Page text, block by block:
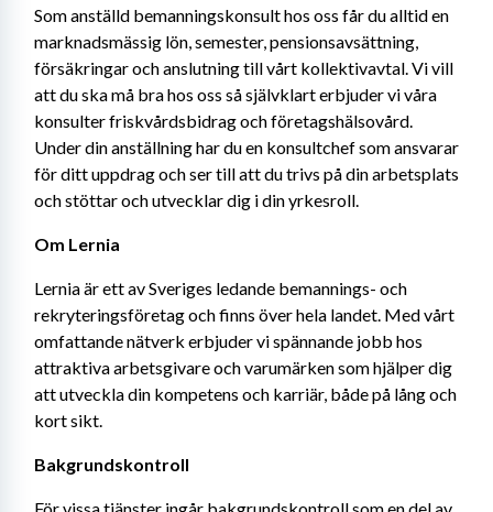
Som anställd bemanningskonsult hos oss får du alltid en
marknadsmässig lön, semester, pensionsavsättning,
försäkringar och anslutning till vårt kollektivavtal. Vi vill
att du ska må bra hos oss så självklart erbjuder vi våra
konsulter friskvårdsbidrag och företagshälsovård.
Under din anställning har du en konsultchef som ansvarar
för ditt uppdrag och ser till att du trivs på din arbetsplats
och stöttar och utvecklar dig i din yrkesroll.
Om Lernia
Lernia är ett av Sveriges ledande bemannings- och
rekryteringsföretag och finns över hela landet. Med vårt
omfattande nätverk erbjuder vi spännande jobb hos
attraktiva arbetsgivare och varumärken som hjälper dig
att utveckla din kompetens och karriär, både på lång och
kort sikt.
Bakgrundskontroll